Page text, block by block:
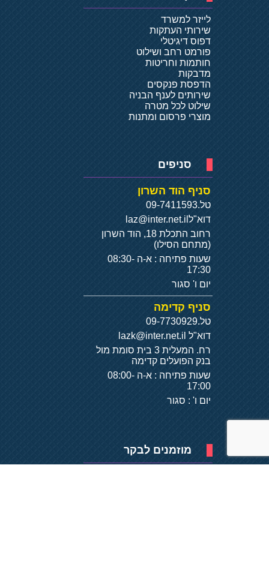
לייזר למשרד
שירותי העתקות
דפוס דיגיטלי
פורמט רחב ושילוט
חותמות וחריטות
מדבקות
הדפסת פנקסים
שירותים לענף הבניה
שילוט לכל מטרה
מוצרי פרסום ומתנות
סניפים
סניף הוד השרון
טל.09-7411593
דוא"ל laz@inter.net.il
רחוב התכלת 18, הוד השרון
(מתחם הסילו)
שעות פתיחה : א-ה 08:30-
17:30
יום ו' סגור
סניף קדימה
טל.09-7730929
דוא"ל
רח. המעלית 3 בית סומת מול
בנק הפועלים קדימה
שעות פתיחה : א-ה 08:00-
17:00
יום ו' : סגור
מוזמנים לבקר